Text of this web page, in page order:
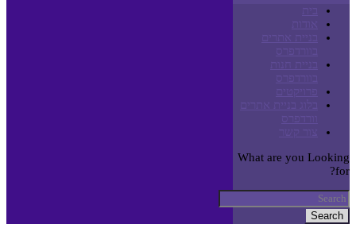
בית
אודות
בניית אתרים
בוורדפרס
בניית חנות
בוורדפרס
פרויקטים
בלוג בניית אתרים
וורדפרס
צור קשר
What are you Looking
for?
Search